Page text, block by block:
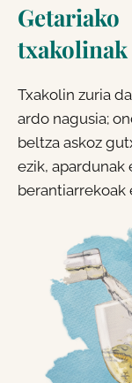
Getariako
txakolinak
Txakolin zuria
ardo nagusia;
beltza askoz
ezik, apardunak
berantiarrekoak